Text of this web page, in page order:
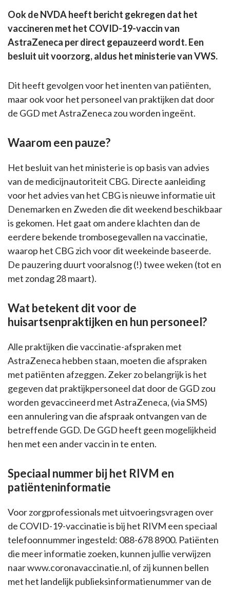
Ook de NVDA heeft bericht gekregen dat het
vaccineren met het COVID-19-vaccin van
AstraZeneca per direct gepauzeerd wordt. Een
besluit uit voorzorg, aldus het ministerie van VWS.
Dit heeft gevolgen voor het inenten van patiënten,
maar ook voor het personeel van praktijken dat door
de GGD met AstraZeneca zou worden ingeënt.
Waarom een pauze?
Het besluit van het ministerie is op basis van advies
van de medicijnautoriteit CBG. Directe aanleiding
voor het advies van het CBG is nieuwe informatie uit
Denemarken en Zweden die dit weekend beschikbaar
is gekomen. Het gaat om andere klachten dan de
eerdere bekende trombosegevallen na vaccinatie,
waarop het CBG zich voor dit weekeinde baseerde.
De pauzering duurt vooralsnog (!) twee weken (tot en
met zondag 28 maart).
Wat betekent dit voor de
huisartsenpraktijken en hun personeel?
Alle praktijken die vaccinatie-afspraken met
AstraZeneca hebben staan, moeten die afspraken
met patiënten afzeggen. Zeker zo belangrijk is het
gegeven dat praktijkpersoneel dat door de GGD zou
worden gevaccineerd met AstraZeneca, (via SMS)
een annulering van die afspraak ontvangen van de
betreffende GGD. De GGD heeft geen mogelijkheid
hen met een ander vaccin in te enten.
Speciaal nummer bij het RIVM en
patiënteninformatie
Voor zorgprofessionals met uitvoeringsvragen over
de COVID-19-vaccinatie is bij het RIVM een speciaal
telefoonnummer ingesteld: 088-678 8900. Patiënten
die meer informatie zoeken, kunnen jullie verwijzen
naar www.coronavaccinatie.nl, of zij kunnen bellen
met het landelijk publieksinformatienummer van de